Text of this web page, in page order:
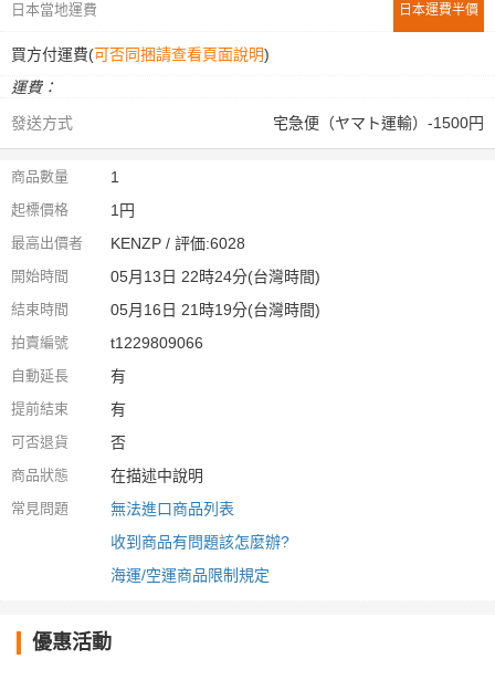
日本當地運費 日本運費半價
買方付運費(可否同捆請查看頁面說明)
運費：
發送方式
宅急便（ヤマト運輸）-1500円
商品數量 1
起標價格 1円
最高出價者 KENZP / 評価:6028
開始時間 05月13日 22時24分(台灣時間)
結束時間 05月16日 21時19分(台灣時間)
拍賣編號 t1229809066
自動延長 有
提前結束 有
可否退貨 否
商品狀態 在描述中說明
常見問題
無法進口商品列表
收到商品有問題該怎麼辦?
海運/空運商品限制規定
優惠活動